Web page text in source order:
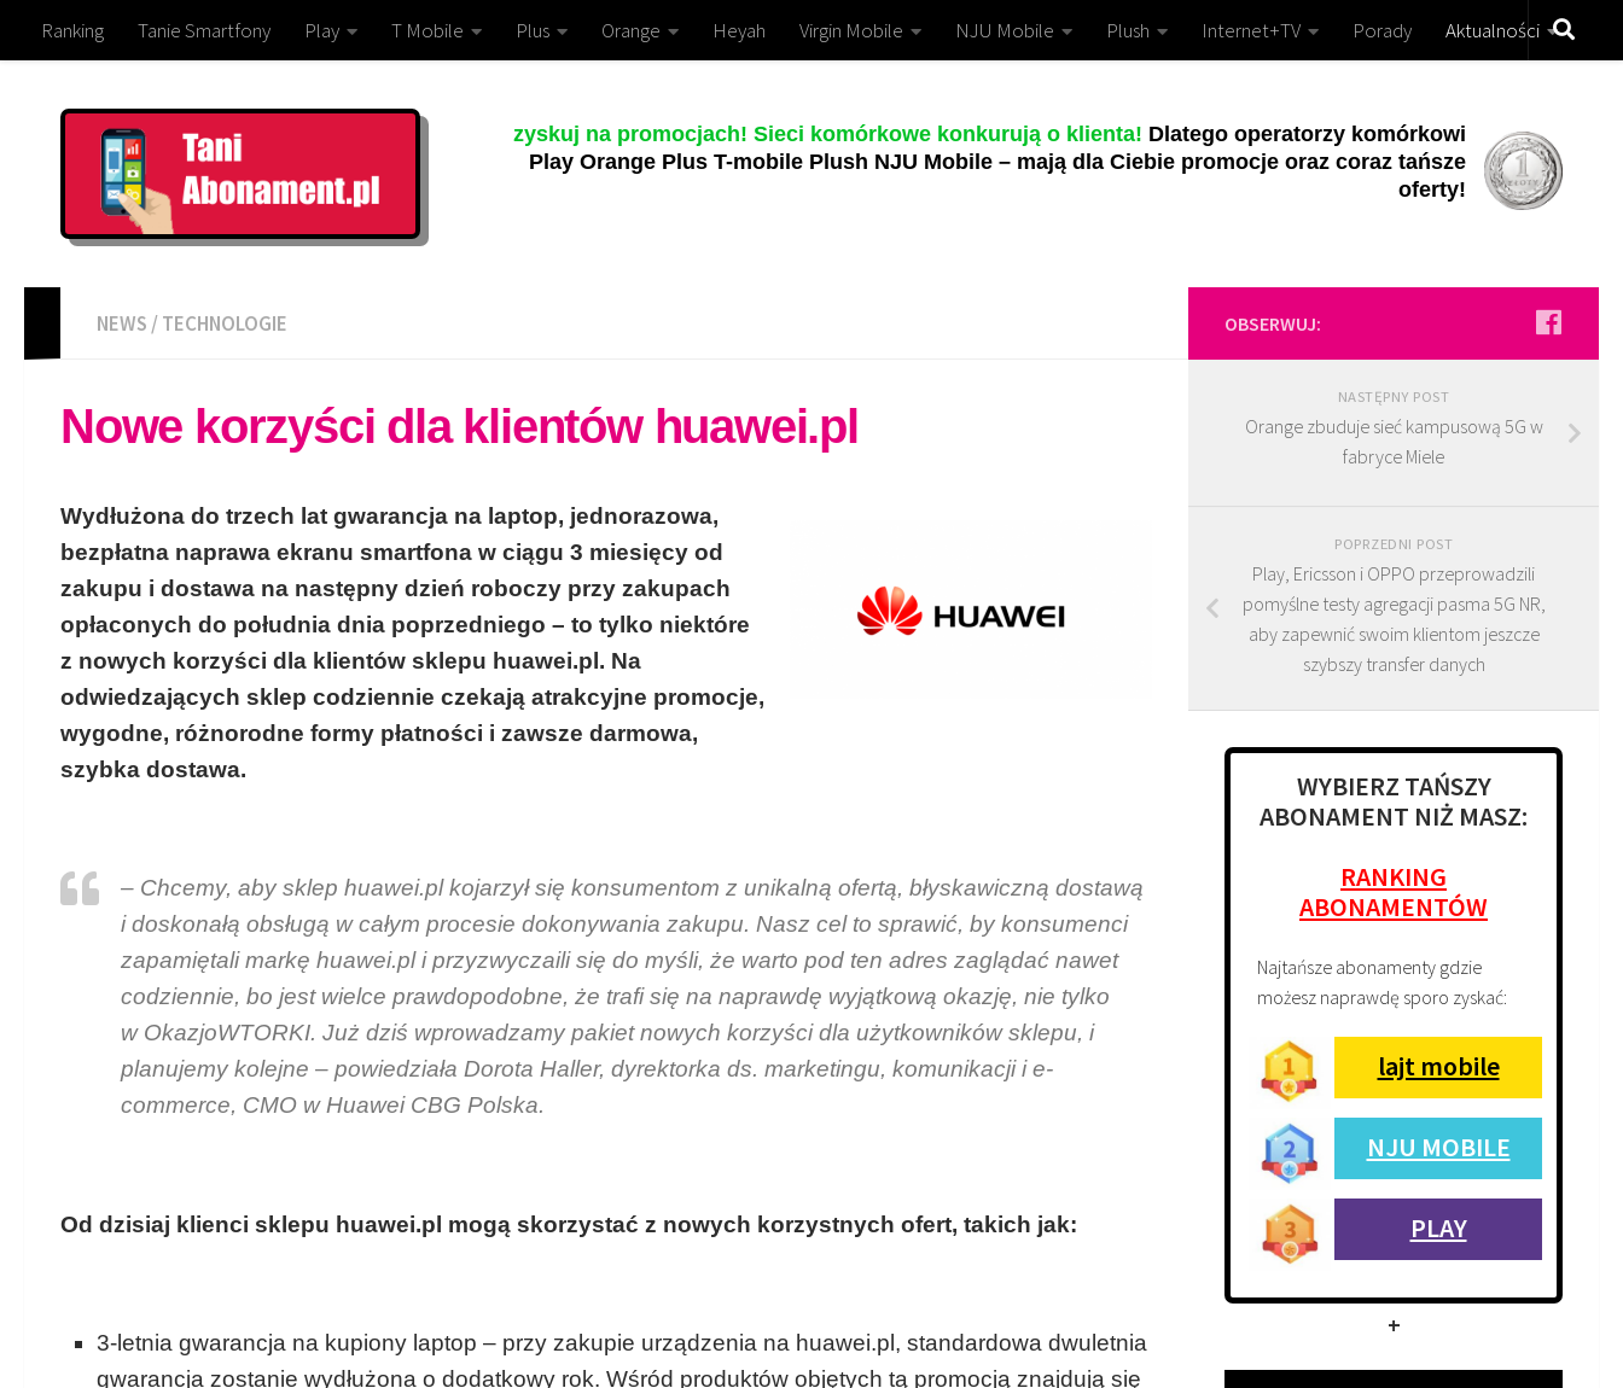
Ranking Tanie Smartfony Play T Mobile Plus Orange Heyah Virgin Mobile NJU Mobile Plush Internet+TV Porady Aktualności
zyskuj na promocjach! Sieci komórkowe konkurują o klienta! Dlatego operatorzy komórkowi
Play Orange Plus T-mobile Plush NJU Mobile – mają dla Ciebie promocje oraz coraz tańsze
oferty!
NEWS /TECHNOLOGIE
Nowe korzyści dla klientów huawei.pl
Wydłużona do trzech lat gwarancja na laptop, jednorazowa,
bezpłatna naprawa ekranu smartfona w ciągu 3 miesięcy od
zakupu i dostawa na następny dzień roboczy przy zakupach
opłaconych do południa dnia poprzedniego – to tylko niektóre
z nowych korzyści dla klientów sklepu huawei.pl. Na
odwiedzających sklep codziennie czekają atrakcyjne promocje,
wygodne, różnorodne formy płatności i zawsze darmowa,
szybka dostawa.
– Chcemy, aby sklep huawei.pl kojarzył się konsumentom z unikalną ofertą, błyskawiczną dostawą
i doskonałą obsługą w całym procesie dokonywania zakupu. Nasz cel to sprawić, by konsumenci
zapamiętali markę huawei.pl i przyzwyczaili się do myśli, że warto pod ten adres zaglądać nawet
codziennie, bo jest wielce prawdopodobne, że trafi się na naprawdę wyjątkową okazję, nie tylko
w OkazjoWTORKI. Już dziś wprowadzamy pakiet nowych korzyści dla użytkowników sklepu, i
planujemy kolejne – powiedziała Dorota Haller, dyrektorka ds. marketingu, komunikacji i e-
commerce, CMO w Huawei CBG Polska.
Od dzisiaj klienci sklepu huawei.pl mogą skorzystać z nowych korzystnych ofert, takich jak:
3-letnia gwarancja na kupiony laptop – przy zakupie urządzenia na huawei.pl, standardowa dwuletnia
gwarancja zostanie wydłużona o dodatkowy rok. Wśród produktów objętych tą promocją znajdują się
OBSERWUJ:
NASTĘPNY POST
Orange zbuduje sieć kampusową 5G w
fabryce Miele
POPRZEDNI POST
Play, Ericsson i OPPO przeprowadzili
pomyślne testy agregacji pasma 5G NR,
aby zapewnić swoim klientom jeszcze
szybszy transfer danych
WYBIERZ TAŃSZY
ABONAMENT NIŻ MASZ:
RANKING
ABONAMENTÓW
Najtańsze abonamenty gdzie
możesz naprawdę sporo zyskać:
lajt mobile
NJU MOBILE
PLAY
+